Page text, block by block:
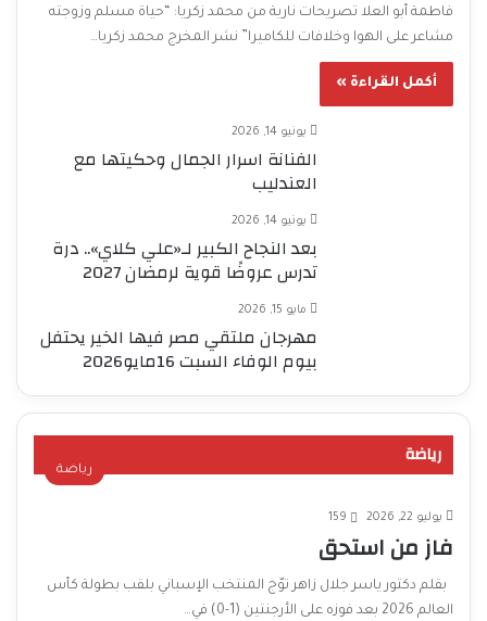
فاطمة أبو العلا تصريحات نارية من محمد زكريا: “حياة مسلم وزوجته
مشاعر على الهوا وخلافات للكاميرا” نشر المخرج محمد زكريا…
أكمل القراءة »
يونيو 14, 2026
الفنانة اسرار الجمال وحكيتها مع
العندليب
يونيو 14, 2026
بعد النجاح الكبير لـ«علي كلاي».. درة
تدرس عروضًا قوية لرمضان 2027
مايو 15, 2026
مهرجان ملتقي مصر فيها الخير يحتفل
بيوم الوفاء السبت 16مايو2026
رياضة
رياضة
يوليو 22, 2026 159
فاز من استحق
بقلم دكتور ياسر جلال زاهر توّج المنتخب الإسباني بلقب بطولة كأس
العالم 2026 بعد فوزه على الأرجنتين (1-0) في…